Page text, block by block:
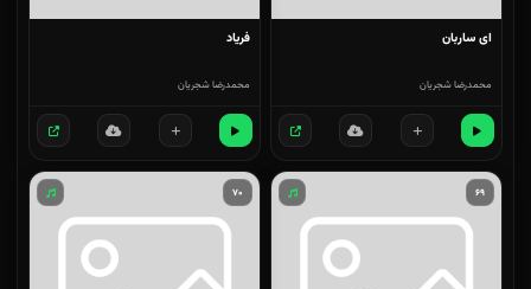
ای ساربان
محمدرضا شجریان
فریاد
محمدرضا شجریان
۶۹ ۷۰